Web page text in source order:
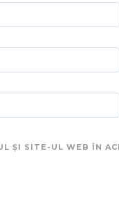
ȘI SITE-UL WEB ÎN